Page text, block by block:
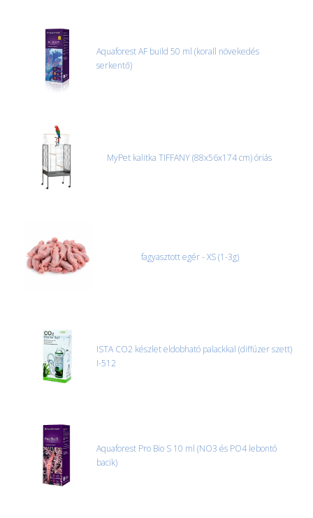
Aquaforest AF build 50 ml (korall növekedés
serkentő)
MyPet kalitka TIFFANY (88x56x174 cm) óriás
fagyasztott egér - XS (1-3g)
ISTA CO2 készlet eldobható palackkal (diffúzer szett)
I-512
Aquaforest Pro Bio S 10 ml (NO3 és PO4 lebontó
bacik)